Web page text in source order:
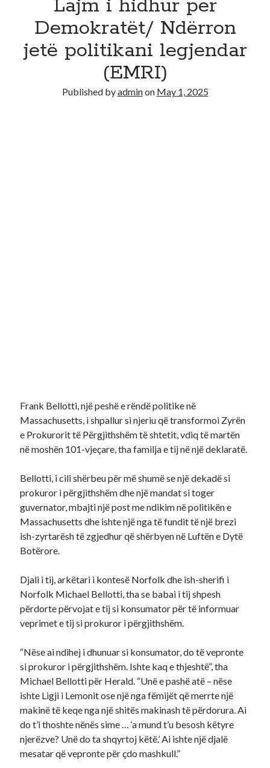
Lajm i hidhur per
Demokratët/ Ndërron
jetë politikani legjendar
(EMRI)
Published byadminon May 1, 2025
Frank Bellotti, një peshë e rëndë politike në
Massachusetts, i shpallur si njeriu që transformoi Zyrën
e Prokurorit të Përgjithshëm të shtetit, vdiq të martën
në moshën 101-vjeçare, tha familja e tij në një deklaratë.
Bellotti, i cili shërbeu për më shumë se një dekadë si
prokuror i përgjithshëm dhe një mandat si toger
guvernator, mbajti një post me ndikim në politikën e
Massachusetts dhe ishte një nga të fundit të një brezi
ish-zyrtarësh të zgjedhur që shërbyen në Luftën e Dytë
Botërore.
Djali i tij, arkëtari i kontesë Norfolk dhe ish-sherifi i
Norfolk Michael Bellotti, tha se babai i tij shpesh
përdorte përvojat e tij si konsumator për të informuar
veprimet e tij si prokuror i përgjithshëm.
“Nëse ai ndihej i dhunuar si konsumator, do të vepronte
si prokuror i përgjithshëm. Ishte kaq e thjeshtë”, tha
Michael Bellotti për Herald. “Unë e pashë atë – nëse
ishte Ligji i Lemonit ose një nga fëmijët që merrte një
makinë të keqe nga një shitës makinash të përdorura. Ai
do t’i thoshte nënës sime … ‘a mund t’u besosh këtyre
njerëzve? Unë do ta shqyrtoj këtë.’ Ai ishte një djalë
mesatar që vepronte për çdo mashkull.”